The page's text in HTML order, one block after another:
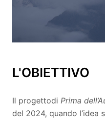
L'OBIETTIVO
Il progettodi Prima
del 2024, quando l’idea